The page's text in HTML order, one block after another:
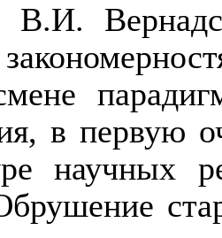
В.И.
в первую
научных